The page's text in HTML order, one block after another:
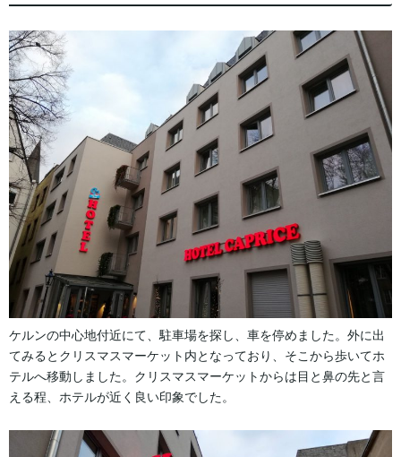
ケルンの中心地付近にて、駐車場を探し、車を停めました。外に出
てみるとクリスマスマーケット内となっており、そこから歩いてホ
テルへ移動しました。クリスマスマーケットからは目と鼻の先と言
える程、ホテルが近く良い印象でした。